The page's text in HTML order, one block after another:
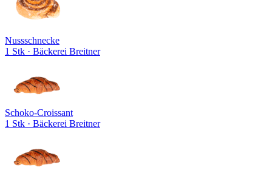
Nussschnecke
1 Stk · Bäckerei Breitner
Schoko-Croissant
1 Stk · Bäckerei Breitner